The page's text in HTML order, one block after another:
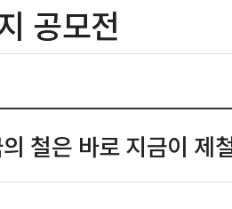
공모전
철은 바로 지금이 제